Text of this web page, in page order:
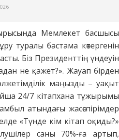
Мемлекет басшысы
туралы бастама көтер­­генін
Біз Президенттің үндеуін
не қажет?». Жауап бірден
маңызды – уақыт
24/7 кітапхана тұжырымы
атындағы жасөспірімдер
«Түнде кім кітап оқиды?»
саны 70%-ға артып,